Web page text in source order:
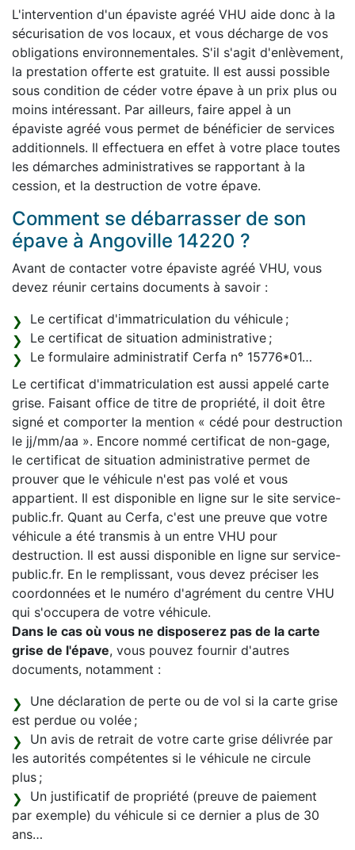
L'intervention d'un épaviste agréé VHU aide donc à la
sécurisation de vos locaux, et vous décharge de vos
obligations environnementales. S'il s'agit d'enlèvement,
la prestation offerte est gratuite. Il est aussi possible
sous condition de céder votre épave à un prix plus ou
moins intéressant. Par ailleurs, faire appel à un
épaviste agréé vous permet de bénéficier de services
additionnels. Il effectuera en effet à votre place toutes
les démarches administratives se rapportant à la
cession, et la destruction de votre épave.
Comment se débarrasser de son
épave à Angoville 14220 ?
Avant de contacter votre épaviste agréé VHU, vous
devez réunir certains documents à savoir :
Le certificat d'immatriculation du véhicule ;
Le certificat de situation administrative ;
Le formulaire administratif Cerfa n° 15776*01…
Le certificat d'immatriculation est aussi appelé carte
grise. Faisant office de titre de propriété, il doit être
signé et comporter la mention « cédé pour destruction
le jj/mm/aa ». Encore nommé certificat de non-gage,
le certificat de situation administrative permet de
prouver que le véhicule n'est pas volé et vous
appartient. Il est disponible en ligne sur le site service-
public.fr. Quant au Cerfa, c'est une preuve que votre
véhicule a été transmis à un entre VHU pour
destruction. Il est aussi disponible en ligne sur service-
public.fr. En le remplissant, vous devez préciser les
coordonnées et le numéro d'agrément du centre VHU
qui s'occupera de votre véhicule.
Dans le cas où vous ne disposerez pas de la carte
grise de l'épave, vous pouvez fournir d'autres
documents, notamment :
Une déclaration de perte ou de vol si la carte grise
est perdue ou volée ;
Un avis de retrait de votre carte grise délivrée par
les autorités compétentes si le véhicule ne circule
plus ;
Un justificatif de propriété (preuve de paiement
par exemple) du véhicule si ce dernier a plus de 30
ans…